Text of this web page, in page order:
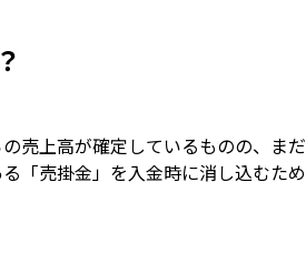
売上高が確定しているものの、ま
「売掛金」を入金時に消し込むた